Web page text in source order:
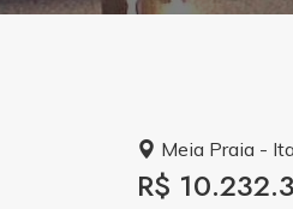
Meia Praia -
R$